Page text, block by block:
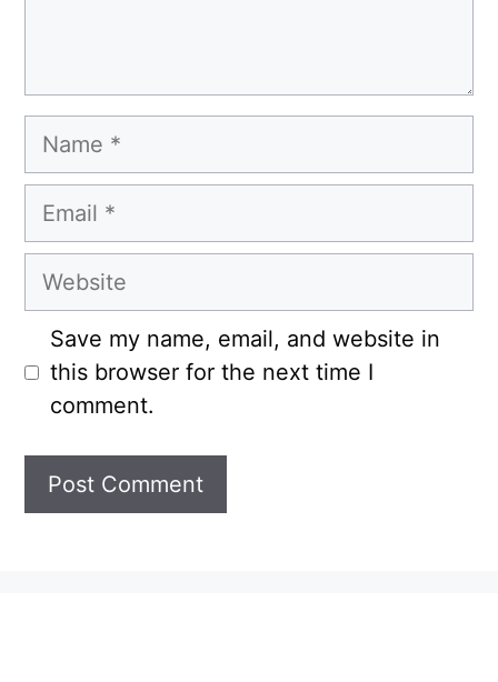
Name
Email
Website
Save my name, email, and website in
this browser for the next time I
comment.